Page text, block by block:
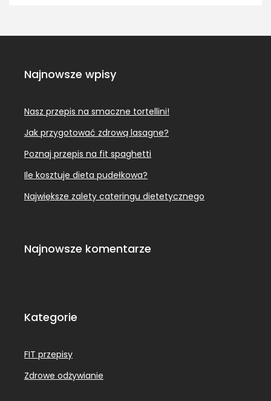
Najnowsze wpisy
Nasz przepis na smaczne tortellini!
Jak przygotować zdrową lasagne?
Poznaj przepis na fit spaghetti
Ile kosztuje dieta pudełkowa?
Największe zalety cateringu dietetycznego
Najnowsze komentarze
Kategorie
FIT przepisy
Zdrowe odżywianie